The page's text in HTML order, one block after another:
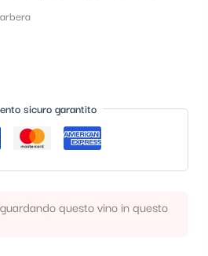
sicuro garantito
questo vino in questo